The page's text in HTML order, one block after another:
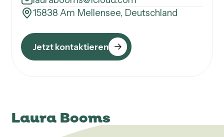
15838 Am Mellensee, Deutschland
Jetzt kontaktieren
Laura Booms